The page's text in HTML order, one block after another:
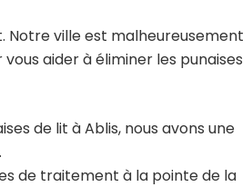
Notre ville est malheureusement
aider à éliminer les punaises
de lit à Ablis, nous avons une
de traitement à la pointe de la